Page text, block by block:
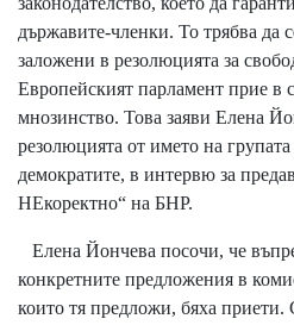
държавите-членки. То трябва да
заложени в резолюцията за
Европейският парламент прие в
мнозинство. Това заяви Елена
резолюцията от името на
демократите, в интервю за
НЕкоректно“ на БНР.
Елена Йончева посочи, че
конкретните предложения в
които тя предложи, бяха приети.